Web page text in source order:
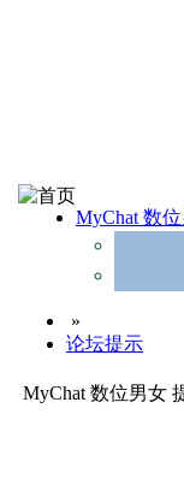
MyChat 数
»
论坛提示
MyChat 数位男女